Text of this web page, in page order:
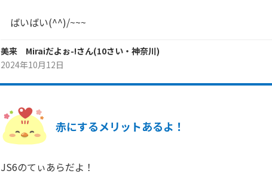
ばいばい(^^)/~~~
美来 Miraiだよぉ-!さん(10さい・ 神奈川)
2024年10月12日
赤にするメリットあるよ！
JS6のてぃあらだよ！